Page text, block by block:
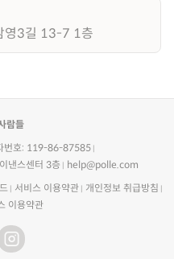
영3길 13-7 1층
람들
번호: 119-86-87585
낸스센터 3층
help@polle.com
서비스 이용약관
개인정보 취급방침
이용약관